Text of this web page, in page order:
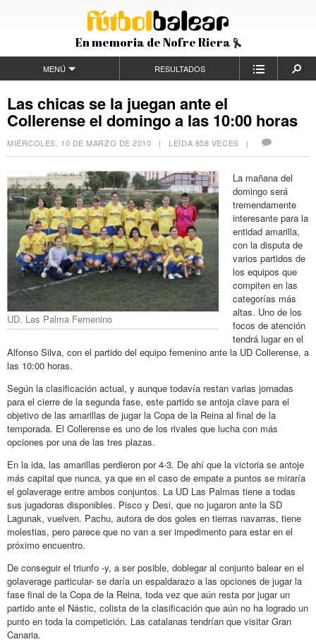
En memoria de Nofre Riera
MENÚ RESULTADOS
Las chicas se la juegan ante el
Collerense el domingo a las 10:00 horas
MIÉRCOLES, 10 DE MARZO DE 2010 | LEÍDA 858 VECES |
UD. Las Palma Femenino
La mañana del
domingo será
tremendamente
interesante para la
entidad amarilla,
con la disputa de
varios partidos de
los equipos que
compiten en las
categorías más
altas. Uno de los
focos de atención
tendrá lugar en el
Alfonso Silva, con el partido del equipo femenino ante la UD Collerense, a
las 10:00 horas.
Según la clasificación actual, y aunque todavía restan varias jornadas
para el cierre de la segunda fase, este partido se antoja clave para el
objetivo de las amarillas de jugar la Copa de la Reina al final de la
temporada. El Collerense es uno de los rivales que lucha con más
opciones por una de las tres plazas.
En la ida, las amarillas perdieron por 4-3. De ahí que la victoria se antoje
más capital que nunca, ya que en el caso de empate a puntos se miraría
el golaverage entre ambos conjuntos. La UD Las Palmas tiene a todas
sus jugadoras disponibles. Pisco y Desi, que no jugaron ante la SD
Lagunak, vuelven. Pachu, autora de dos goles en tierras navarras, tiene
molestias, pero parece que no van a ser impedimento para estar en el
próximo encuentro.
De conseguir el triunfo -y, a ser posible, doblegar al conjunto balear en el
golaverage particular- se daría un espaldarazo a las opciones de jugar la
fase final de la Copa de la Reina, toda vez que aún resta por jugar un
partido ante el Nástic, colista de la clasificación que aún no ha logrado un
punto en toda la competición. Las catalanas tendrían que visitar Gran
Canaria.